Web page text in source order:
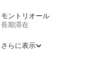
モントリオール
長期滞在
さらに表示